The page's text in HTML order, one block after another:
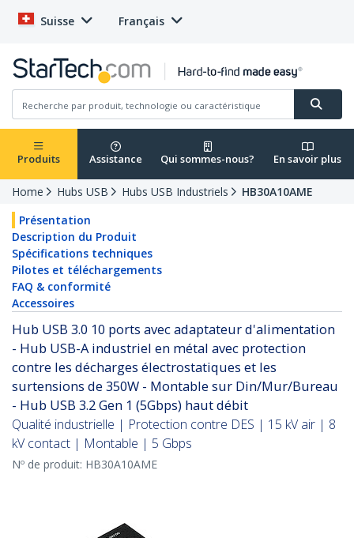
Suisse Français
Produits Assistance Qui sommes-nous? En savoir plus
Home Hubs USB Hubs USB Industriels
HB30A10AME
Présentation
Description du Produit
Spécifications techniques
Pilotes et téléchargements
FAQ & conformité
Accessoires
Hub USB 3.0 10 ports avec adaptateur d'alimentation
- Hub USB-A industriel en métal avec protection
contre les décharges électrostatiques et les
surtensions de 350W - Montable sur Din/Mur/Bureau
- Hub USB 3.2 Gen 1 (5Gbps) haut débit
Qualité industrielle | Protection contre DES | 15 kV air | 8
kV contact | Montable | 5 Gbps
Nº de produit: HB30A10AME